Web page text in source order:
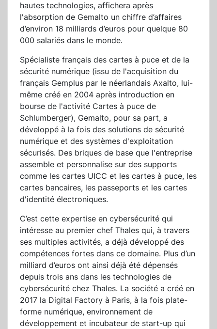
hautes technologies, affichera après
l'absorption de Gemalto un chiffre d’affaires
d’environ 18 milliards d’euros pour quelque 80
000 salariés dans le monde.
Spécialiste français des cartes à puce et de la
sécurité numérique (issu de l'acquisition du
français Gemplus par le néerlandais Axalto, lui-
même créé en 2004 après introduction en
bourse de l'activité Cartes à puce de
Schlumberger), Gemalto, pour sa part, a
développé à la fois des solutions de sécurité
numérique et des systèmes d'exploitation
sécurisés. Des briques de base que l'entreprise
assemble et personnalise sur des supports
comme les cartes UICC et les cartes à puce, les
cartes bancaires, les passeports et les cartes
d'identité électroniques.
C’est cette expertise en cybersécurité qui
intéresse au premier chef Thales qui, à travers
ses multiples activités, a déjà développé des
compétences fortes dans ce domaine. Plus d’un
milliard d’euros ont ainsi déjà été dépensés
depuis trois ans dans les technologies de
cybersécurité chez Thales. La société a créé en
2017 la Digital Factory à Paris, à la fois plate-
forme numérique, environnement de
développement et incubateur de start-up qui